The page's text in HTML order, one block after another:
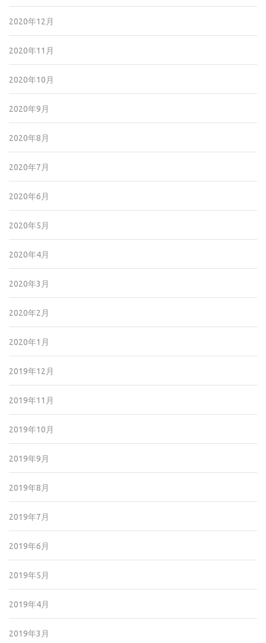
2020年12月
2020年11月
2020年10月
2020年9月
2020年8月
2020年7月
2020年6月
2020年5月
2020年4月
2020年3月
2020年2月
2020年1月
2019年12月
2019年11月
2019年10月
2019年9月
2019年8月
2019年7月
2019年6月
2019年5月
2019年4月
2019年3月